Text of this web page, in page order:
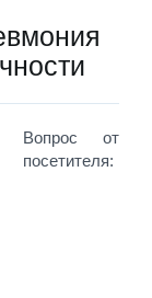
Вопрос от
посетителя: